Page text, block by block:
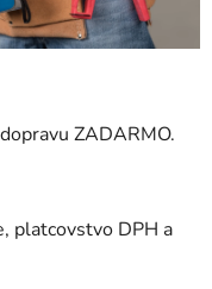
ZADARMO.
platcovstvo DPH a